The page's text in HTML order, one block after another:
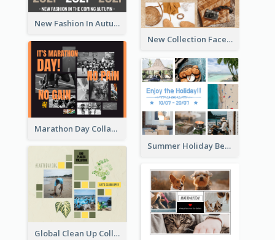
New Fashion In Autumn Facebook Post
New Collection Facebook Post
Marathon Day Collage Facebook Post
Summer Holiday Beach Vacation Facebook Post
Global Clean Up Collage Facebook Post